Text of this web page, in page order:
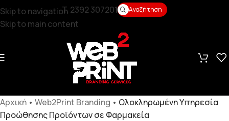
Skip to navigation
Skip to main content
T. 2392 307201 Αναζήτηση
Αρχική • Web2Print Branding • Ολοκληρωμένη Υπηρεσία
Προώθησης Προϊόντων σε Φαρμακεία